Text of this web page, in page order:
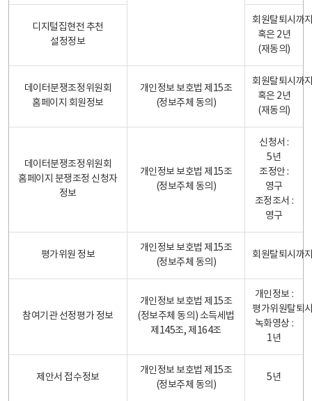
디지털집현전 추천
설정정보
회원탈퇴시까
혹은 2년
(재동의)
데이터분쟁조정위원회
홈페이지 회원정보
개인정보 보호법 제15조
(정보주체 동의)
회원탈퇴시까
혹은 2년
(재동의)
데이터분쟁조정위원회
홈페이지 분쟁조정 신청자
정보
개인정보 보호법 제15조
(정보주체 동의)
신청서 :
5년
조정안 :
영구
조정조서 :
영구
평가위원 정보
개인정보 보호법 제15조
(정보주체 동의)
회원탈퇴시까
참여기관 선정평가 정보
개인정보 보호법 제15조
(정보주체 동의) 소득세법
제145조, 제164조
개인정보 :
평가위원탈퇴
녹화영상 :
1년
제안서 접수정보
개인정보 보호법 제15조
(정보주체 동의)
5년